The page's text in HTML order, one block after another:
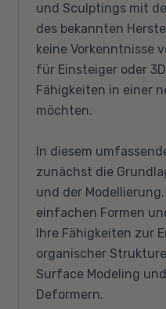
und Sculptings mit
des bekannten
keine Vorkenntnisse
für Einsteiger oder
Fähigkeiten in einer
möchten.
In diesem
zunächst die
und der
einfachen Formen
Ihre Fähigkeiten zur
organischer
Surface Modeling
Deformern.